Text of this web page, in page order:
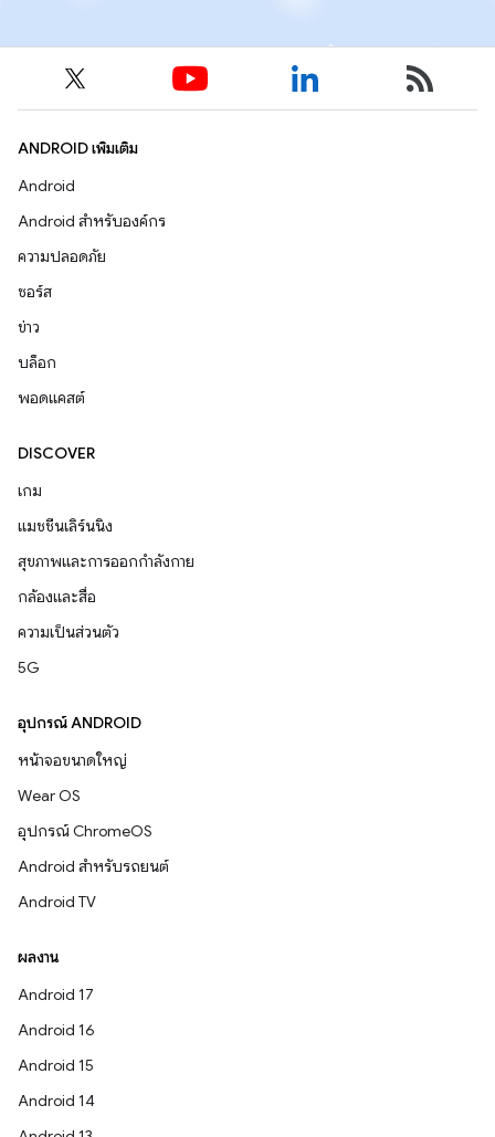
ANDROID เพิ่มเติม
Android
Android สำหรับองค์กร
ความปลอดภัย
ซอร์ส
ข่าว
บล็อก
พอดแคสต์
DISCOVER
เกม
แมชชีนเลิร์นนิง
สุขภาพและการออกกำลังกาย
กล้องและสื่อ
ความเป็นส่วนตัว
5G
อุปกรณ์ ANDROID
หน้าจอขนาดใหญ่
Wear OS
อุปกรณ์ ChromeOS
Android สำหรับรถยนต์
Android TV
ผลงาน
Android 17
Android 16
Android 15
Android 14